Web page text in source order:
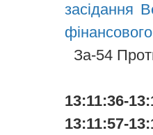
засідання
За-54
13:11:36-
13:11:57-